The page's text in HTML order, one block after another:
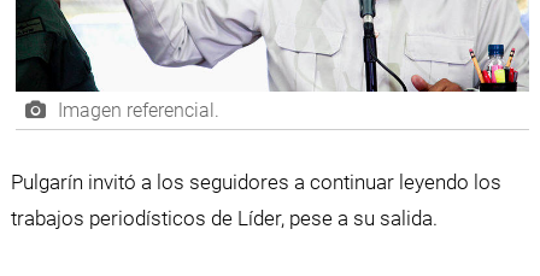
Imagen referencial.
Pulgarín invitó a los seguidores a continuar leyendo los
trabajos periodísticos de Líder, pese a su salida.